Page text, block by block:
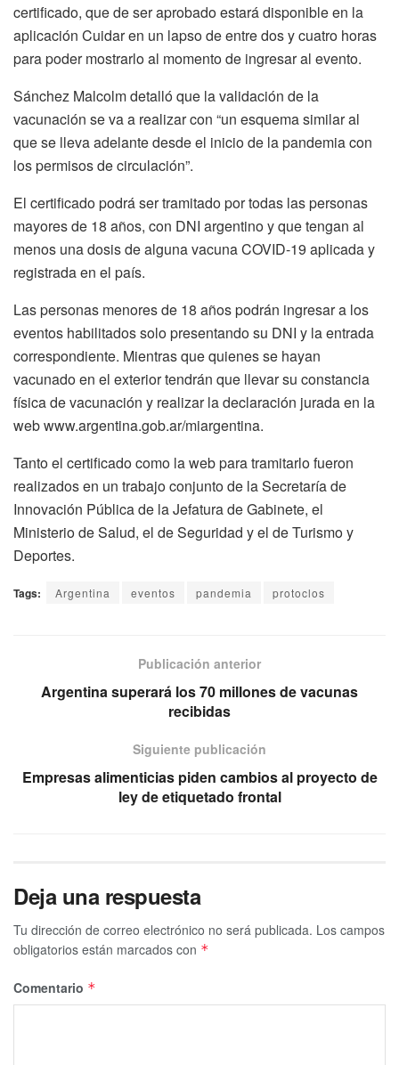
certificado, que de ser aprobado estará disponible en la
aplicación Cuidar en un lapso de entre dos y cuatro horas
para poder mostrarlo al momento de ingresar al evento.
Sánchez Malcolm detalló que la validación de la
vacunación se va a realizar con “un esquema similar al
que se lleva adelante desde el inicio de la pandemia con
los permisos de circulación”.
El certificado podrá ser tramitado por todas las personas
mayores de 18 años, con DNI argentino y que tengan al
menos una dosis de alguna vacuna COVID-19 aplicada y
registrada en el país.
Las personas menores de 18 años podrán ingresar a los
eventos habilitados solo presentando su DNI y la entrada
correspondiente. Mientras que quienes se hayan
vacunado en el exterior tendrán que llevar su constancia
física de vacunación y realizar la declaración jurada en la
web www.argentina.gob.ar/miargentina.
Tanto el certificado como la web para tramitarlo fueron
realizados en un trabajo conjunto de la Secretaría de
Innovación Pública de la Jefatura de Gabinete, el
Ministerio de Salud, el de Seguridad y el de Turismo y
Deportes.
Tags: Argentina eventos pandemia protoclos
Publicación anterior
Argentina superará los 70 millones de vacunas
recibidas
Siguiente publicación
Empresas alimenticias piden cambios al proyecto de
ley de etiquetado frontal
Deja una respuesta
Tu dirección de correo electrónico no será publicada. Los campos
obligatorios están marcados con *
Comentario *